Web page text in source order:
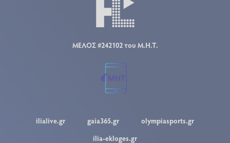
ΜΕΛΟΣ #242102 του Μ.Η.Τ.
ilialive.gr gaia365.gr
olympiasports.gr
ilia-ekloges.gr